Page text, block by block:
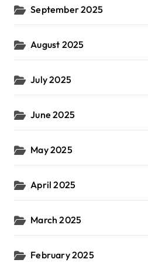
September 2025
August 2025
July 2025
June 2025
May 2025
April 2025
March 2025
February 2025